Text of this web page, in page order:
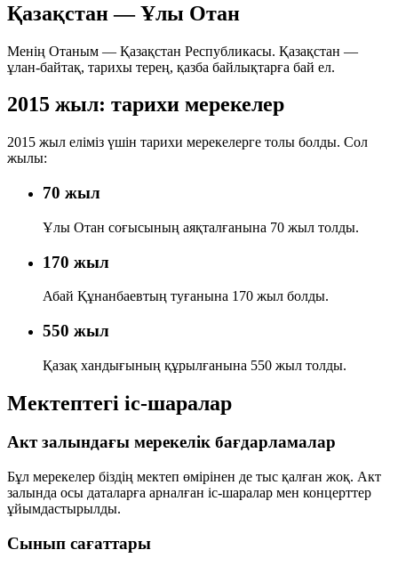
Қазақстан — Ұлы Отан
Менің Отаным — Қазақстан Республикасы. Қазақстан —
ұлан-байтақ, тарихы терең, қазба байлықтарға бай ел.
2015 жыл: тарихи мерекелер
2015 жыл еліміз үшін тарихи мерекелерге толы болды. Сол
жылы:
70 жыл
Ұлы Отан соғысының аяқталғанына 70 жыл толды.
170 жыл
Абай Құнанбаевтың туғанына 170 жыл болды.
550 жыл
Қазақ хандығының құрылғанына 550 жыл толды.
Мектептегі іс-шаралар
Акт залындағы мерекелік бағдарламалар
Бұл мерекелер біздің мектеп өмірінен де тыс қалған жоқ. Акт
залында осы даталарға арналған іс-шаралар мен концерттер
ұйымдастырылды.
Сынып сағаттары